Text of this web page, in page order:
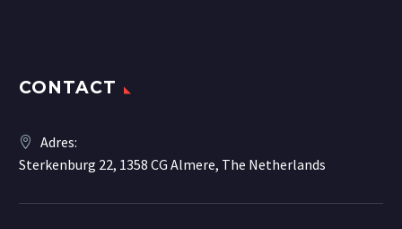
CONTACT
Adres:
Sterkenburg 22, 1358 CG Almere, The Netherlands